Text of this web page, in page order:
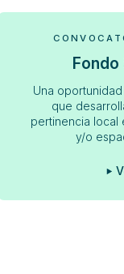
Una
que
pertinencia local
y/o